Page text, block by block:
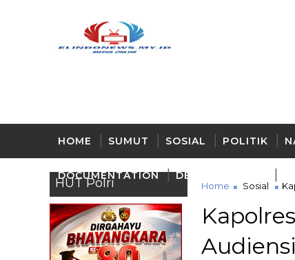
HOME SUMUT SOSIAL POLITIK
DOCUMENTATION DELI - SERDANG
HUT Polri Home Sosial